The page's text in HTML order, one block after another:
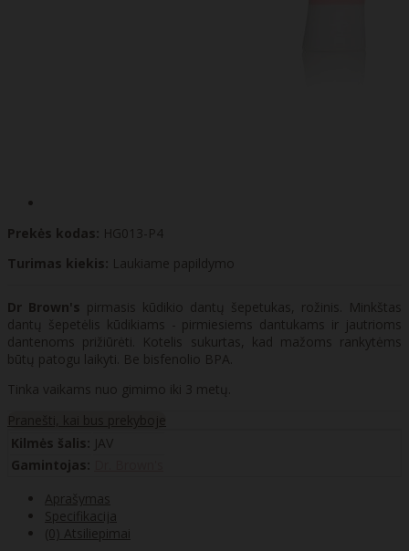
Prekės kodas: HG013-P4
Turimas kiekis: Laukiame papildymo
Dr Brown's pirmasis kūdikio dantų šepetukas, rožinis. Minkštas
dantų šepetėlis kūdikiams - pirmiesiems dantukams ir jautrioms
dantenoms prižiūrėti. Kotelis sukurtas, kad mažoms rankytėms
būtų patogu laikyti. Be bisfenolio BPA.
Tinka vaikams nuo gimimo iki 3 metų.
Pranešti, kai bus prekyboje
Kilmės šalis: JAV
Gamintojas:
Aprašymas
Specifikacija
(0) Atsiliepimai